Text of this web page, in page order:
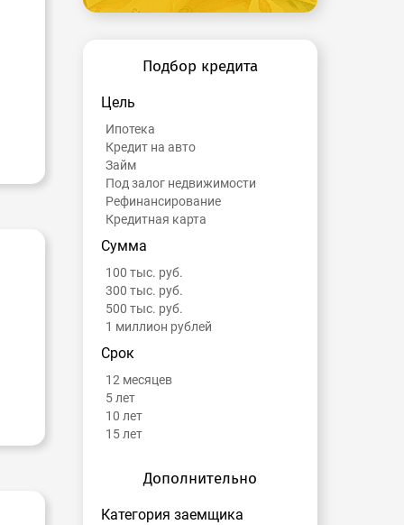
Подбор кредита
Цель
Ипотека
Кредит на авто
Займ
Под залог недвижимости
Рефинансирование
Кредитная карта
Сумма
100 тыс. руб.
300 тыс. руб.
500 тыс. руб.
1 миллион рублей
Срок
12 месяцев
5 лет
10 лет
15 лет
Дополнительно
Категория заемщика